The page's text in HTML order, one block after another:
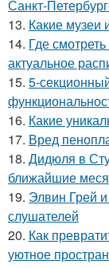
Санкт-
13. Какие музеи
14. Где
актуальное
15. 5-
16. Какие
17. Вред
18. Дидюля в
ближайшие
19. Элвин Грей
слушателей
20. Как
уютное